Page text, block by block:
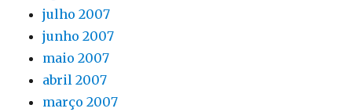
julho 2007
junho 2007
maio 2007
abril 2007
março 2007